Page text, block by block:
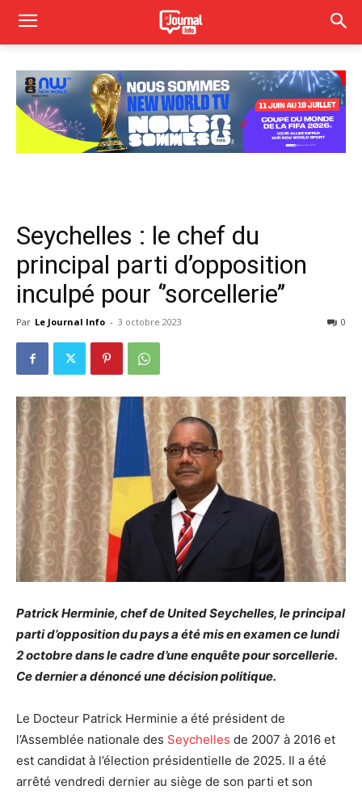
Seychelles : le chef du
principal parti d’opposition
inculpé pour ‘’sorcellerie’’
Par Le Journal Info - 3 octobre 2023 0
Patrick Herminie, chef de United Seychelles, le principal
parti d’opposition du pays a été mis en examen ce lundi
2 octobre dans le cadre d’une enquête pour sorcellerie.
Ce dernier a dénoncé une décision politique.
Le Docteur Patrick Herminie a été président de
l’Assemblée nationale des Seychelles de 2007 à 2016 et
est candidat à l’élection présidentielle de 2025. Il a été
arrêté vendredi dernier au siège de son parti et son